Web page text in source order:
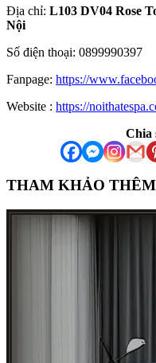
Địa chỉ: L103 DV04 Rose
Nội
Số điện thoại: 0899990397
Fanpage: https://
Website : https://
Chia
THAM KHẢO THÊM